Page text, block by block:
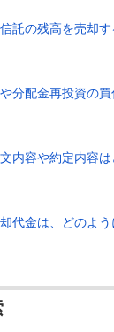
託の残高を売却
分配金再投資の
内容や約定内容
代金は、どのよ